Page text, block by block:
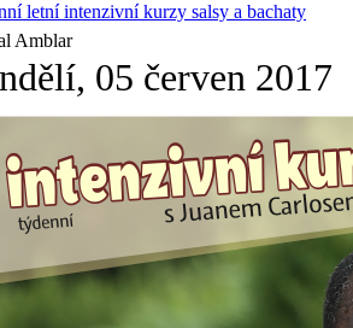
letní intenzivní kurzy salsy a bachaty
Amblar
05 červen 2017